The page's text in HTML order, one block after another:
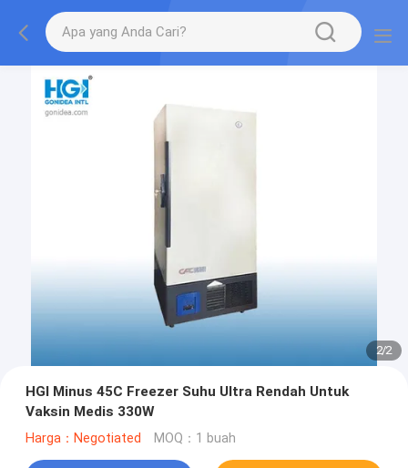
2/2
HGI Minus 45C Freezer Suhu Ultra Rendah Untuk
Vaksin Medis 330W
Harga：Negotiated MOQ：1 buah